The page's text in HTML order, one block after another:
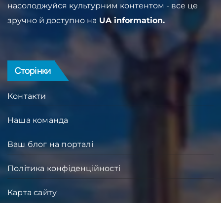
насолоджуйся культурним контентом - все це
зручно й доступно на UA information.
Сторінки
Контакти
Наша команда
Ваш блог на порталі
Політика конфіденційності
Карта сайту